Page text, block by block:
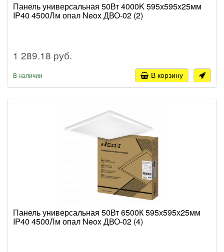
Панель универсальная 50Вт 4000K 595х595х25мм
IP40 4500Лм опал Neox ДВО-02 (2)
1 289.18 руб.
В наличии В корзину
Панель универсальная 50Вт 6500К 595х595х25мм
IP40 4500Лм опал Neox ДВО-02 (4)